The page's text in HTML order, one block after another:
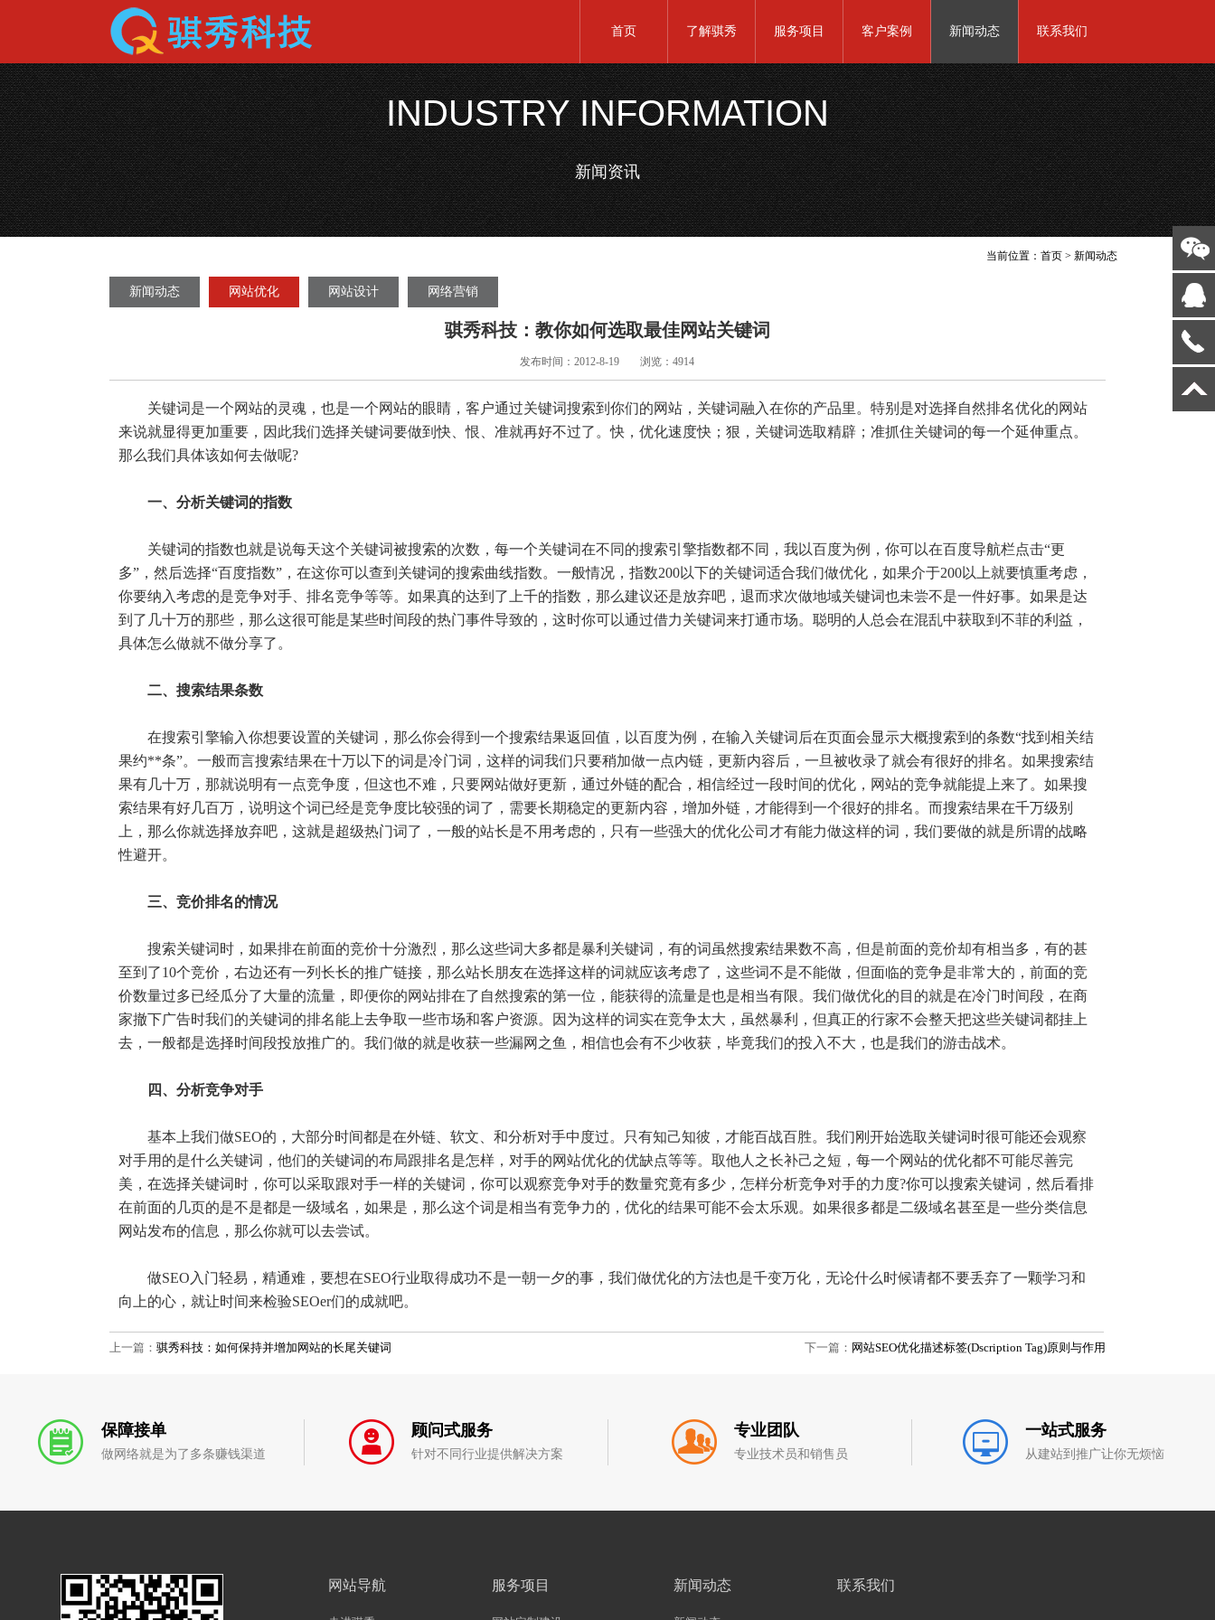
首页 了解骐秀 服务项目 客户案例 新闻动态 联系我们
INDUSTRY INFORMATION
新闻资讯
当前位置：首页 >新闻动态
新闻动态 网站优化 网站设计 网络营销
骐秀科技：教你如何选取最佳网站关键词
发布时间：2012-8-19 浏览：4914
关键词是一个网站的灵魂，也是一个网站的眼睛，客户通过关键词搜索到你们的网站，关键词融入在你的产品里。特别是对选择自然排名优化的网站
来说就显得更加重要，因此我们选择关键词要做到快、恨、准就再好不过了。快，优化速度快；狠，关键词选取精辟；准抓住关键词的每一个延伸重点。
那么我们具体该如何去做呢?
一、分析关键词的指数
关键词的指数也就是说每天这个关键词被搜索的次数，每一个关键词在不同的搜索引擎指数都不同，我以百度为例，你可以在百度导航栏点击“更
多”，然后选择“百度指数”，在这你可以查到关键词的搜索曲线指数。一般情况，指数200以下的关键词适合我们做优化，如果介于200以上就要慎重考虑，
你要纳入考虑的是竞争对手、排名竞争等等。如果真的达到了上千的指数，那么建议还是放弃吧，退而求次做地域关键词也未尝不是一件好事。如果是达
到了几十万的那些，那么这很可能是某些时间段的热门事件导致的，这时你可以通过借力关键词来打通市场。聪明的人总会在混乱中获取到不菲的利益，
具体怎么做就不做分享了。
二、搜索结果条数
在搜索引擎输入你想要设置的关键词，那么你会得到一个搜索结果返回值，以百度为例，在输入关键词后在页面会显示大概搜索到的条数“找到相关结
果约**条”。一般而言搜索结果在十万以下的词是冷门词，这样的词我们只要稍加做一点内链，更新内容后，一旦被收录了就会有很好的排名。如果搜索结
果有几十万，那就说明有一点竞争度，但这也不难，只要网站做好更新，通过外链的配合，相信经过一段时间的优化，网站的竞争就能提上来了。如果搜
索结果有好几百万，说明这个词已经是竞争度比较强的词了，需要长期稳定的更新内容，增加外链，才能得到一个很好的排名。而搜索结果在千万级别
上，那么你就选择放弃吧，这就是超级热门词了，一般的站长是不用考虑的，只有一些强大的优化公司才有能力做这样的词，我们要做的就是所谓的战略
性避开。
三、竞价排名的情况
搜索关键词时，如果排在前面的竞价十分激烈，那么这些词大多都是暴利关键词，有的词虽然搜索结果数不高，但是前面的竞价却有相当多，有的甚
至到了10个竞价，右边还有一列长长的推广链接，那么站长朋友在选择这样的词就应该考虑了，这些词不是不能做，但面临的竞争是非常大的，前面的竞
价数量过多已经瓜分了大量的流量，即便你的网站排在了自然搜索的第一位，能获得的流量是也是相当有限。我们做优化的目的就是在冷门时间段，在商
家撤下广告时我们的关键词的排名能上去争取一些市场和客户资源。因为这样的词实在竞争太大，虽然暴利，但真正的行家不会整天把这些关键词都挂上
去，一般都是选择时间段投放推广的。我们做的就是收获一些漏网之鱼，相信也会有不少收获，毕竟我们的投入不大，也是我们的游击战术。
四、分析竞争对手
基本上我们做SEO的，大部分时间都是在外链、软文、和分析对手中度过。只有知己知彼，才能百战百胜。我们刚开始选取关键词时很可能还会观察
对手用的是什么关键词，他们的关键词的布局跟排名是怎样，对手的网站优化的优缺点等等。取他人之长补己之短，每一个网站的优化都不可能尽善完
美，在选择关键词时，你可以采取跟对手一样的关键词，你可以观察竞争对手的数量究竟有多少，怎样分析竞争对手的力度?你可以搜索关键词，然后看排
在前面的几页的是不是都是一级域名，如果是，那么这个词是相当有竞争力的，优化的结果可能不会太乐观。如果很多都是二级域名甚至是一些分类信息
网站发布的信息，那么你就可以去尝试。
做SEO入门轻易，精通难，要想在SEO行业取得成功不是一朝一夕的事，我们做优化的方法也是千变万化，无论什么时候请都不要丢弃了一颗学习和
向上的心，就让时间来检验SEOer们的成就吧。
上一篇： 骐秀科技：如何保持并增加网站的长尾关键词 下一篇： 网站SEO优化描述标签(Dscription Tag)原则与作用
保障接单
做网络就是为了多条赚钱渠道
顾问式服务
针对不同行业提供解决方案
专业团队
专业技术员和销售员
一站式服务
从建站到推广让你无烦恼
网站导航 服务项目 新闻动态 联系我们